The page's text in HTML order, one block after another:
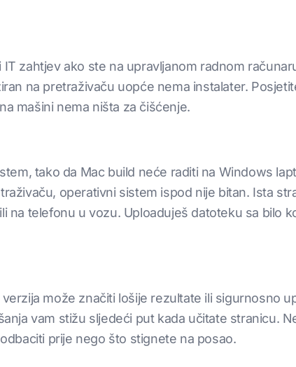
zahtjev ako ste na upravljanom radnom
na pretraživaču uopće nema instalater.
mašini nema ništa za čišćenje.
tako da Mac build neće raditi na Windows
operativni sistem ispod nije bitan. Ista
na telefonu u vozu. Uploaduješ datoteku sa bilo
može značiti lošije rezultate ili sigurnosno
vam stižu sljedeći put kada učitate stranicu.
prije nego što stignete na posao.